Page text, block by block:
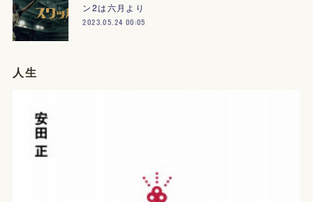
ン2は六月より
2023.05.24 00:05
人生